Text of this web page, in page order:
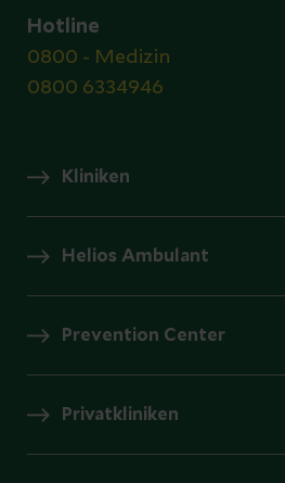
Hotline
0800 - Medizin
0800 6334946
Kliniken
Helios Ambulant
Prevention Center
Privatkliniken